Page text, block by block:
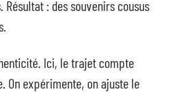
Résultat : des souvenirs cousus
Ici, le trajet compte
On expérimente, on ajuste le